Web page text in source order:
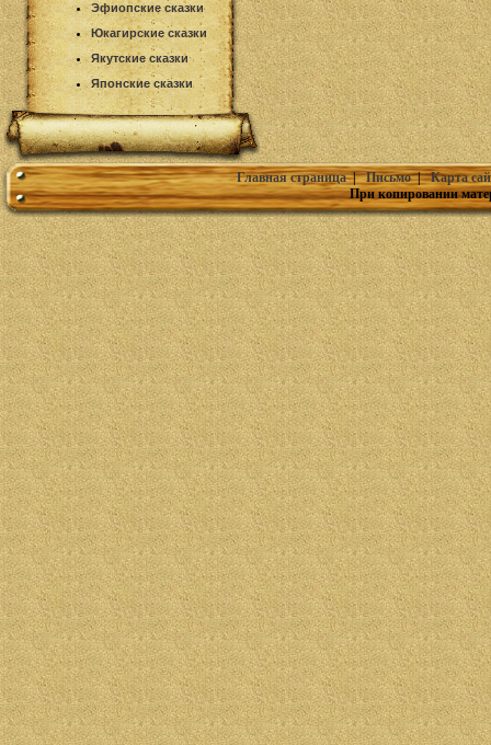
Эфиопские сказки
Юкагирские сказки
Якутские сказки
Японские сказки
Главная страница|Письмо|Карта
При копировании